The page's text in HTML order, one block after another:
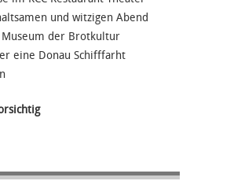
und witzigen Abend
der Brotkultur
eine Donau Schifffarht